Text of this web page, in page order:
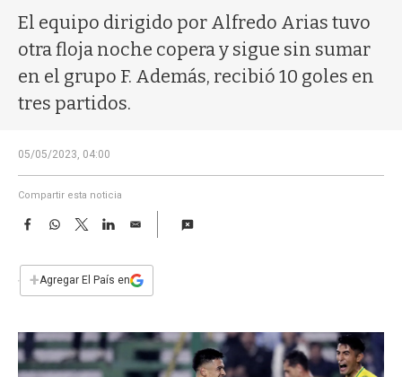
El equipo dirigido por Alfredo Arias tuvo
otra floja noche copera y sigue sin sumar
en el grupo F. Además, recibió 10 goles en
tres partidos.
05/05/2023, 04:00
Compartir esta noticia
F
e
b
k
W
s
p
T
w
t
L
n
E
i
l
+Agregar El País en